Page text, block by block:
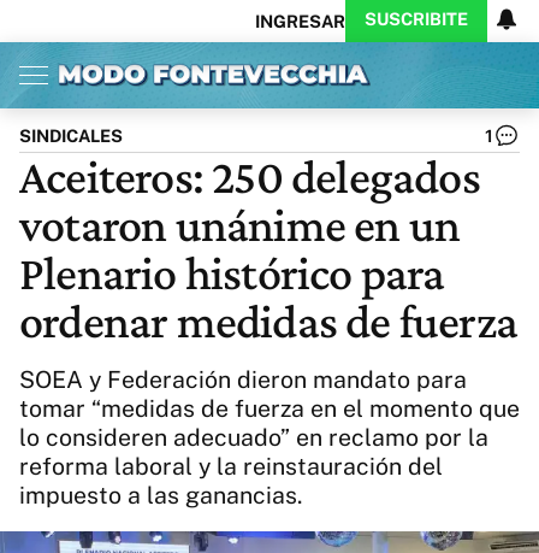
INGRESAR SUSCRIBITE
Inicio Ahora
Opinión
Política
Ciencia
Cultura
Arte
Educación
Deportes
CARAS
Exitoina
Turismo
Videos
Córdoba
Reperfilar
Business
Noticias
Caras
Diario del Juicio
Actualidad
SINDICALES 1
Aceiteros: 250 delegados
votaron unánime en un
Plenario histórico para
ordenar medidas de fuerza
SOEA y Federación dieron mandato para
tomar “medidas de fuerza en el momento que
lo consideren adecuado” en reclamo por la
reforma laboral y la reinstauración del
impuesto a las ganancias.